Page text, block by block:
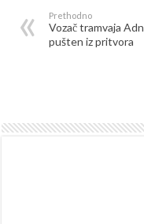
Prethodno
Vozač tramvaja
pušten iz pritvora